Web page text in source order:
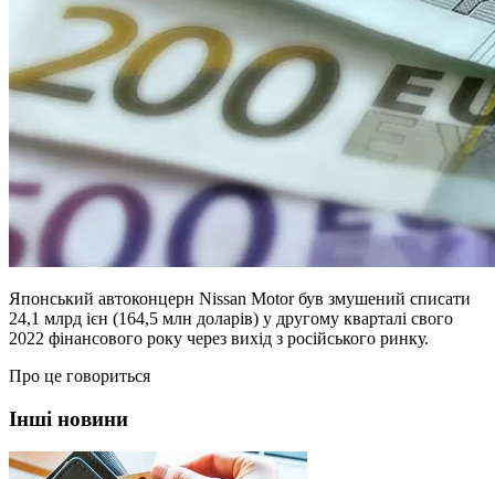
Японський автоконцерн Nissan Motor був змушений списати
24,1 млрд ієн (164,5 млн доларів) у другому кварталі свого
2022 фінансового року через вихід з російського ринку.
Про це говориться
Інші новини